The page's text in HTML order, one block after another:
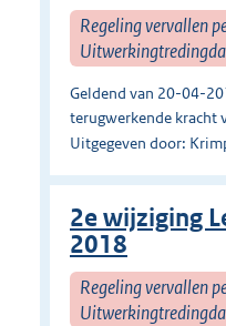
Regeling vervallen
Geldend van 20-04-
terugwerkende kracht
Uitgegeven door:
2e wijziging
2018
Regeling vervallen